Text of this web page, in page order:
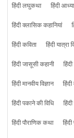
हिंदी लघुकथा हिंदी
हिंदी क्लासिक कहानियां
हिंदी कविता
हिंदी यात्रा
हिंदी जासूसी कहानी
हिंदी मानवीय विज्ञान
हिंदी पकाने की विधि
हिंदी पौराणिक कथा